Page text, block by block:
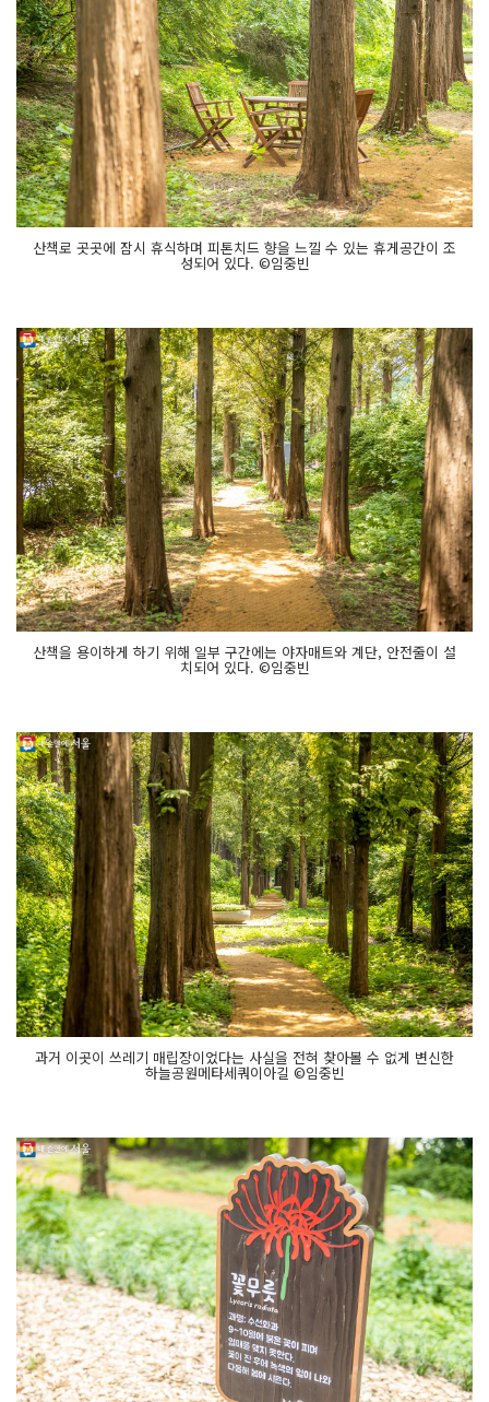
산책로 곳곳에 잠시 휴식하며 피톤치드 향을 느낄 수 있는 휴게공간이 조
성되어 있다. ©임중빈
산책을 용이하게 하기 위해 일부 구간에는 야자매트와 계단, 안전줄이 설
치되어 있다. ©임중빈
과거 이곳이 쓰레기 매립장이었다는 사실을 전혀 찾아볼 수 없게 변신한
하늘공원메타세쿼이아길 ©임중빈